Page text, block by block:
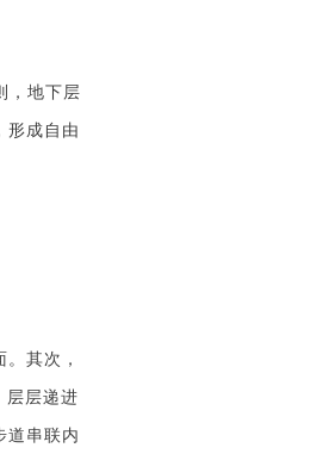
，地下层
形成自由
其次，
层层递进
道串联内